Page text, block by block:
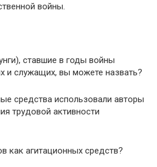
войны.
ставшие в годы войны
и служащих, вы можете назвать?
средства использовали авторы
трудовой активности
как агитационных средств?